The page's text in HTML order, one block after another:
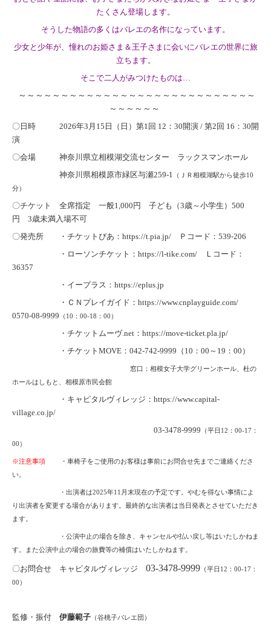
たくさん登場します。
そうした物語の多くはバレエの名作になっています。
少女と少年が、憧れのお姫さま＆王子さまに会いにバレエの世界に旅
立ちます。
そこで二人がみつけたものは…
～～～～～～～～～～～～～～～～～～～～～～～～～～～～
～～～～～～
〇日時
2026年3月15日（日）第1回 12 ：30開演 / 第2回 16：30開
演
〇会場
神奈川県立相模湖交流センター ラックスマンホール
神奈川県相模原市緑区与瀬259-1 （ＪＲ相模湖駅から徒歩10
分）
〇チケット 全席指定 一般1,000円 子ども（3歳～小学生）500
円 3歳未満入場不可
〇発売所 ・チケットぴあ：https://t.pia.jp/ Ｐコード：539-206
・ローソンチケット：https://l-tike.com/ Ｌコード：
36357
・イープラス：https://eplus.jp
・ＣＮプレイガイド：https://www.cnplayguide.com/
0570-08-9999 （10：00-18：00）
・チケットムーヴ.net：https://move-ticket.pla.jp/
・チケットMOVE：042-742-9999（10：00～19：00）
窓口：相模女子大学グリーンホール、杜の
ホールはしもと、相模原市民会館
・キャピタルヴィレッジ：https://www.capital-
village.co.jp/
03-3478-9999 （平日12：00-17：
00）
※注意事項
・車椅子をご使用のお客様は事前にお問合せ先までご連絡くださ
い。
・出演者は2025年11月末現在の予定です。やむを得ない事情によ
り出演者を変更する場合があります。 最終的な出演者は当日発表とさせていただき
ます。
・公演中止の場合を除き、キャンセルや払い戻し等はいたしかねま
す。また公演中止の場合の旅費等の補償はいたしかねます。
〇お問合せ キャピタルヴィレッジ 03-3478-9999 （平日12：00-17：
00）
監修・振付 伊藤範子 （谷桃子バレエ団）